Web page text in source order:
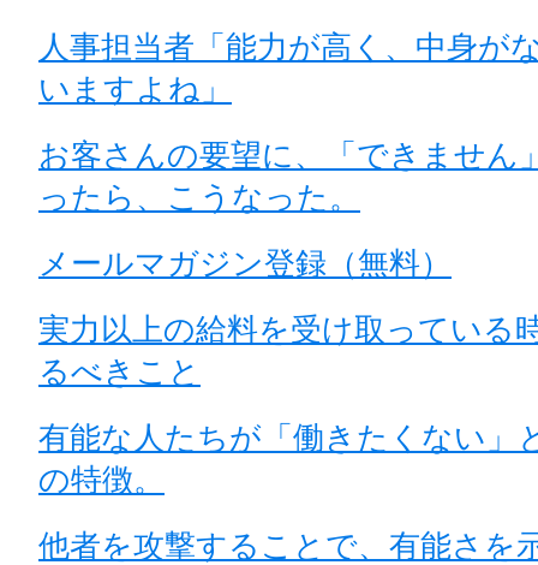
人事担当者「能力が高く、中身が
いますよね」
お客さんの要望に、「できません
ったら、こうなった。
メールマガジン登録（無料）
実力以上の給料を受け取っている
るべきこと
有能な人たちが「働きたくない」
の特徴。
他者を攻撃することで、有能さを